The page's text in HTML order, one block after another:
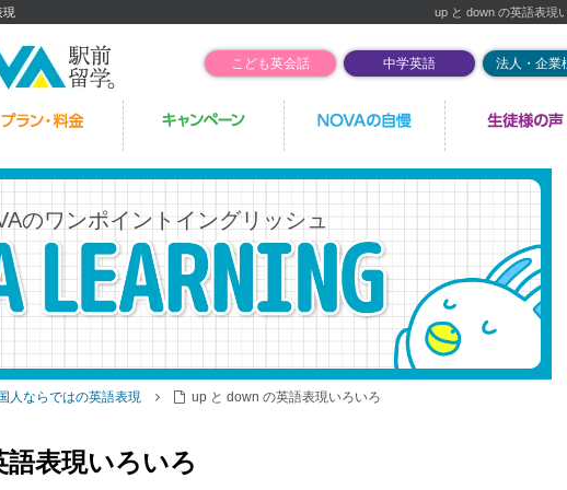
現 up と down の英語表現
こども英会話 中学英語 法人・企業
のワンポイントイングリッシュ
人ならではの英語表現 up と down の英語表現いろいろ
表現いろいろ